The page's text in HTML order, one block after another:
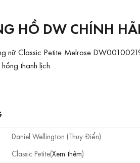
HỒ DW CHÍNH
nữ Classic Petite Melrose
thanh lịch.
Daniel Wellington (Thụy Điển)
Classic Petite(Xem thêm)